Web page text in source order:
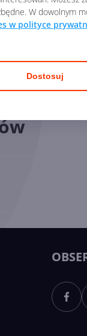
W dowolnym
w polityce
Dostosuj